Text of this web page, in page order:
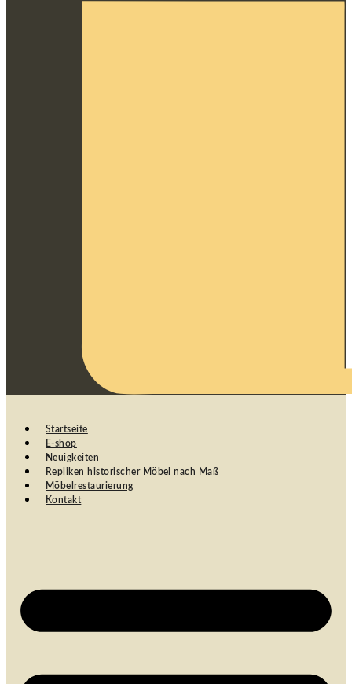
Startseite
E-shop
Neuigkeiten
Repliken historischer Möbel nach Maß
Möbelrestaurierung
Kontakt